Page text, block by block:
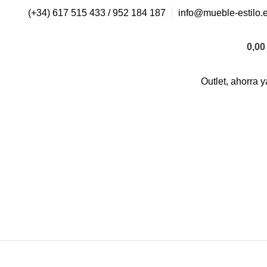
(+34) 617 515 433 / 952 184 187 info@mueble-
0,00
Outlet, ahorra